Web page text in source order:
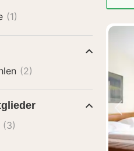
(1)
(2)
(3)